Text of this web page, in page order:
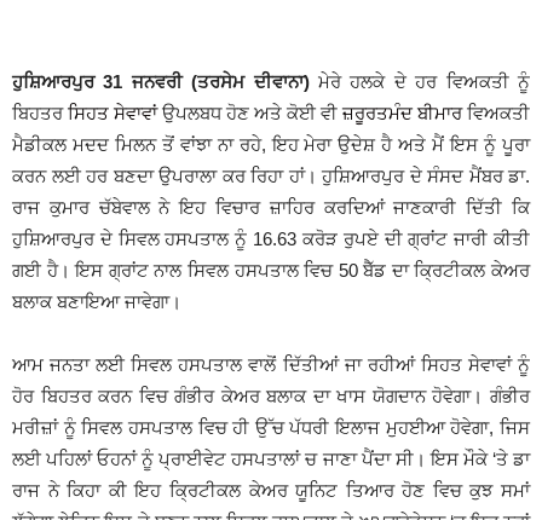
ਹੁਸ਼ਿਆਰਪੁਰ 31 ਜਨਵਰੀ (ਤਰਸੇਮ ਦੀਵਾਨਾ)ਮੇਰੇ ਹਲਕੇ ਦੇ ਹਰ ਵਿਅਕਤੀ ਨੂੰ
ਬਿਹਤਰਸਿਹਤ ਸੇਵਾਵਾਂਉਪਲਬਧ ਹੋਣ ਅਤੇ ਕੋਈ ਵੀਜ਼ਰੂਰਤਮੰਦ ਬੀਮਾਰਵਿਅਕਤੀ
ਮੈਡੀਕਲ ਮਦਦ ਮਿਲਨ ਤੋਂ ਵਾਂਝਾ ਨਾ ਰਹੇ, ਇਹ ਮੇਰਾ ਉਦੇਸ਼ ਹੈ ਅਤੇ ਮੈਂ ਇਸ ਨੂੰ ਪੂਰਾ
ਕਰਨ ਲਈ ਹਰ ਬਣਦਾ ਉਪਰਾਲਾ ਕਰ ਰਿਹਾ ਹਾਂ। ਹੁਸ਼ਿਆਰਪੁਰ ਦੇ ਸੰਸਦ ਮੈਂਬਰ ਡਾ.
ਰਾਜ ਕੁਮਾਰ ਚੱਬੇਵਾਲ ਨੇ ਇਹ ਵਿਚਾਰ ਜ਼ਾਹਿਰ ਕਰਦਿਆਂ ਜਾਣਕਾਰੀ ਦਿੱਤੀ ਕਿ
ਹੁਸ਼ਿਆਰਪੁਰ ਦੇ ਸਿਵਲ ਹਸਪਤਾਲ ਨੂੰ 16.63 ਕਰੋੜ ਰੁਪਏ ਦੀ ਗ੍ਰਾਂਟ ਜਾਰੀ ਕੀਤੀ
ਗਈ ਹੈ। ਇਸ ਗ੍ਰਾਂਟ ਨਾਲ ਸਿਵਲ ਹਸਪਤਾਲ ਵਿਚ 50 ਬੈੱਡ ਦਾ ਕ੍ਰਿਟੀਕਲ ਕੇਅਰ
ਬਲਾਕ ਬਣਾਇਆ ਜਾਵੇਗਾ।
ਆਮ ਜਨਤਾ ਲਈ ਸਿਵਲ ਹਸਪਤਾਲ ਵਾਲੋਂ ਦਿੱਤੀਆਂ ਜਾ ਰਹੀਆਂ ਸਿਹਤ ਸੇਵਾਵਾਂ ਨੂੰ
ਹੋਰ ਬਿਹਤਰ ਕਰਨ ਵਿਚ ਗੰਭੀਰ ਕੇਅਰ ਬਲਾਕ ਦਾ ਖਾਸ ਯੋਗਦਾਨ ਹੋਵੇਗਾ। ਗੰਭੀਰ
ਮਰੀਜ਼ਾਂ ਨੂੰ ਸਿਵਲ ਹਸਪਤਾਲ ਵਿਚ ਹੀ ਉੱਚ ਪੱਧਰੀ ਇਲਾਜ ਮੁਹਈਆ ਹੋਵੇਗਾ, ਜਿਸ
ਲਈ ਪਹਿਲਾਂ ਓਹਨਾਂ ਨੂੰ ਪ੍ਰਾਈਵੇਟ ਹਸਪਤਾਲਾਂ ਚ ਜਾਣਾ ਪੈਂਦਾ ਸੀ। ਇਸ ਮੌਕੇ ‘ਤੇ ਡਾ
ਰਾਜ ਨੇ ਕਿਹਾ ਕੀ ਇਹ ਕ੍ਰਿਟੀਕਲ ਕੇਅਰ ਯੂਨਿਟ ਤਿਆਰ ਹੋਣ ਵਿਚ ਕੁਝ ਸਮਾਂ